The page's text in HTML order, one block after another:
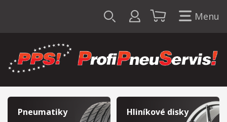
Menu
Pneumatiky Hliníkové disky